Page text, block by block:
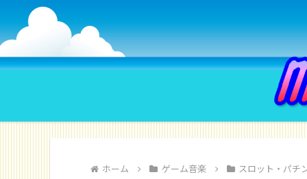
ホーム ゲーム音楽 スロット・パチ